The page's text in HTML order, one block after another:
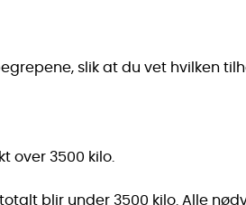
slik at du vet hvilken
over 3500 kilo.
blir under 3500 kilo. Alle